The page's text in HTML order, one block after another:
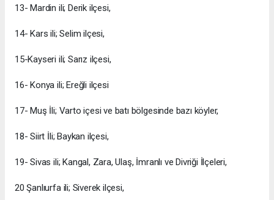
13- Mardin ili; Derik ilçesi,
14- Kars ili; Selim ilçesi,
15-Kayseri ili; Sarız ilçesi,
16- Konya ili; Ereğli ilçesi
17- Muş İli; Varto içesi ve batı bölgesinde bazı köyler,
18- Siirt İli; Baykan ilçesi,
19- Sivas ili; Kangal, Zara, Ulaş, İmranlı ve Divriği İlçeleri,
20 Şanlıurfa ili; Siverek ilçesi,